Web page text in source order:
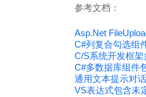
参考文档：
Asp.Net
C#列复合勾选组
C/S系统开发框
C#多数据库组件
通用文本提示对
VS表达式包含未